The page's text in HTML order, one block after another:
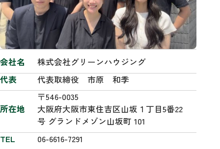
会社名
株式会社グリーンハウジング
代表
代表取締役 市原 和季
所在地
〒546-0035
大阪府大阪市東住吉区山坂１丁目5番22
号 グランドメゾン山坂町 101
TEL
06-6616-7291